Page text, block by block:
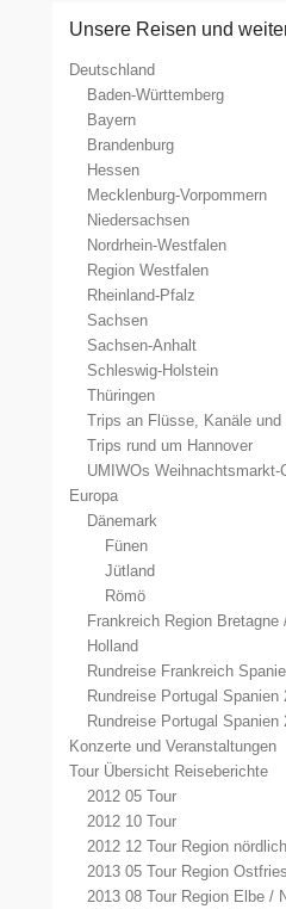
Unsere Reisen und
Deutschland
Baden-Württemberg
Bayern
Brandenburg
Hessen
Mecklenburg-Vorpommern
Niedersachsen
Nordrhein-Westfalen
Region Westfalen
Rheinland-Pfalz
Sachsen
Sachsen-Anhalt
Schleswig-Holstein
Thüringen
Trips an Flüsse, Kanäle
Trips rund um Hannover
UMIWOs Weihnachtsmarkt-
Europa
Dänemark
Fünen
Jütland
Römö
Frankreich Region Bretagne
Holland
Rundreise Frankreich
Rundreise Portugal Spanien
Rundreise Portugal Spanien
Konzerte und Veranstaltungen
Tour Übersicht Reiseberichte
2012 05 Tour
2012 10 Tour
2012 12 Tour Region
2013 05 Tour Region
2013 08 Tour Region Elbe /